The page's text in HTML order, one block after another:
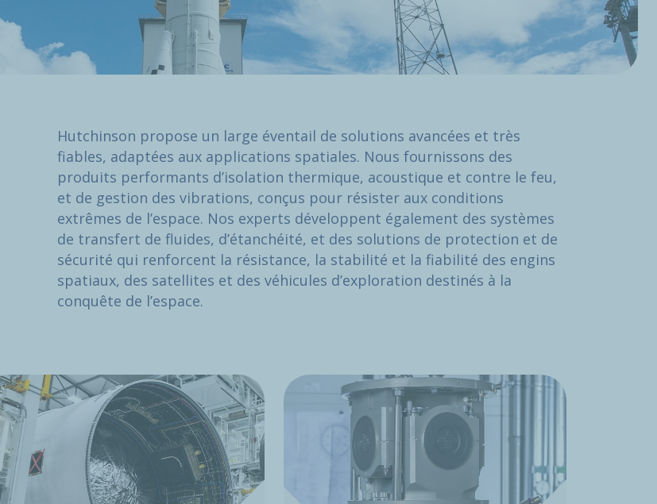
Hutchinson propose un large éventail de solutions avancées et très
fiables, adaptées aux applications spatiales. Nous fournissons des
produits performants d’isolation thermique, acoustique et contre le feu,
et de gestion des vibrations, conçus pour résister aux conditions
extrêmes de l’espace. Nos experts développent également des systèmes
de transfert de fluides, d’étanchéité, et des solutions de protection et de
sécurité qui renforcent la résistance, la stabilité et la fiabilité des engins
spatiaux, des satellites et des véhicules d’exploration destinés à la
conquête de l’espace.